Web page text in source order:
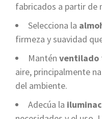
fabricados a partir de
Selecciona la
firmeza y suavidad
Mantén ventilado
aire, principalmente
del ambiente.
Adecúa la